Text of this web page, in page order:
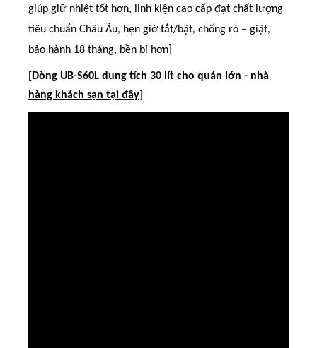
giúp giữ nhiệt tốt hơn, linh kiện cao cấp đạt chất lượng
tiêu chuẩn Châu Âu, hẹn giờ tắt/bật, chống rò – giật,
bảo hành 18 tháng, bền bỉ hơn]
[Dòng UB-S60L dung tích 30 lít cho quán lớn - nhà
hàng khách sạn tại đây]